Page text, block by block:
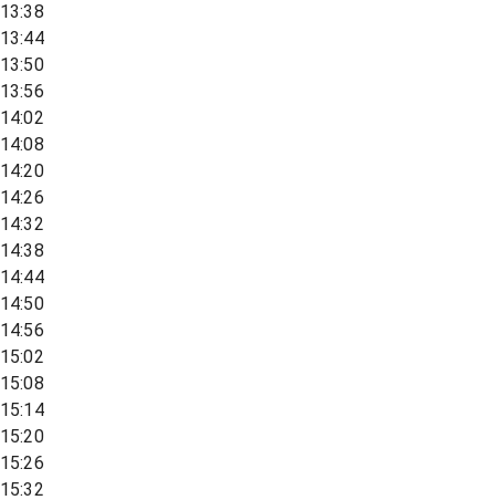
13:38
13:44
13:50
13:56
14:02
14:08
14:20
14:26
14:32
14:38
14:44
14:50
14:56
15:02
15:08
15:14
15:20
15:26
15:32